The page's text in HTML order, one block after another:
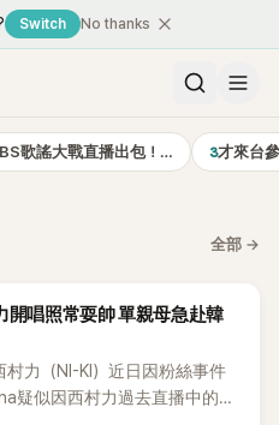
Switch No thanks
歌謠大戰直播出包！… 3才來台
全部 →
耍帥 單親母急赴韓
力（NI-KI）近日因粉絲事件
疑似因西村力過去直播中的言